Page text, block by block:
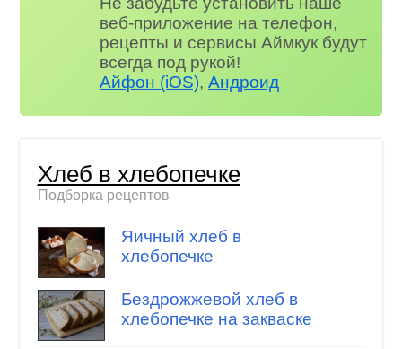
веб-приложение на телефон,
рецепты и сервисы Аймкук будут
всегда под рукой!
Айфон (iOS),Андроид
Хлеб в хлебопечке
Подборка рецептов
Яичный хлеб в
хлебопечке
Бездрожжевой хлеб в
хлебопечке на закваске